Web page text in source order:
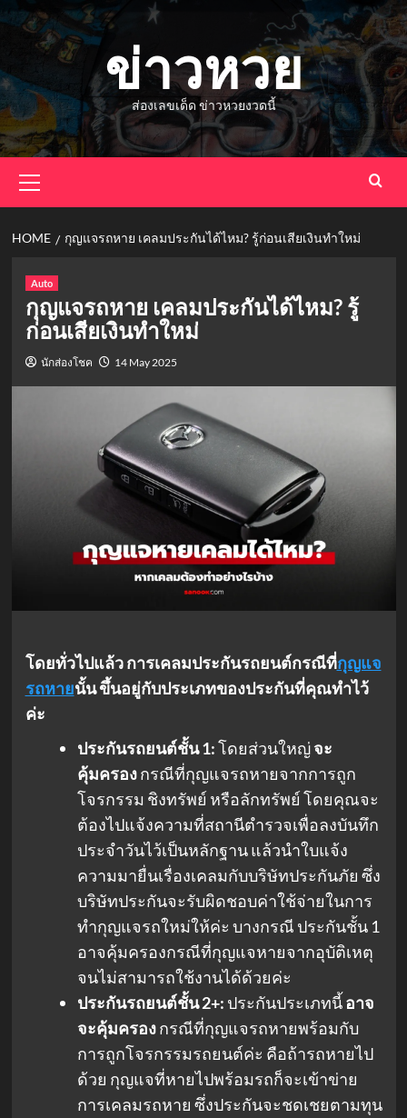
Skip
ข่าวหวย
ส่องเลขเด็ด ข่าวหวยงวดนี้
Menu
HOME กุญแจรถหาย เคลมประกันได้ไหม? รู้ก่อนเสียเงินทำใหม่
Auto
กุญแจรถหาย เคลมประกันได้ไหม? รู้
ก่อนเสียเงินทำใหม่
นักส่องโชค 14 May 2025
โดยทั่วไปแล้ว การเคลมประกันรถยนต์กรณีที่กุญแจ
รถหายนั้น ขึ้นอยู่กับประเภทของประกันที่คุณทำไว้
ค่ะ
ประกันรถยนต์ชั้น 1:โดยส่วนใหญ่จะ
คุ้มครองกรณีที่กุญแจรถหายจากการถูก
โจรกรรม ชิงทรัพย์ หรือลักทรัพย์ โดยคุณจะ
ต้องไปแจ้งความที่สถานีตำรวจเพื่อลงบันทึก
ประจำวันไว้เป็นหลักฐาน แล้วนำใบแจ้ง
ความมายื่นเรื่องเคลมกับบริษัทประกันภัย ซึ่ง
บริษัทประกันจะรับผิดชอบค่าใช้จ่ายในการ
ทำกุญแจรถใหม่ให้ค่ะ บางกรณี ประกันชั้น 1
อาจคุ้มครองกรณีที่กุญแจหายจากอุบัติเหตุ
จนไม่สามารถใช้งานได้ด้วยค่ะ
ประกันรถยนต์ชั้น 2+: ประกันประเภทนี้อาจ
จะคุ้มครองกรณีที่กุญแจรถหายพร้อมกับ
การถูกโจรกรรมรถยนต์ค่ะ คือถ้ารถหายไป
ด้วย กุญแจที่หายไปพร้อมรถก็จะเข้าข่าย
การเคลมรถหาย ซึ่งประกันจะชดเชยตามทุน